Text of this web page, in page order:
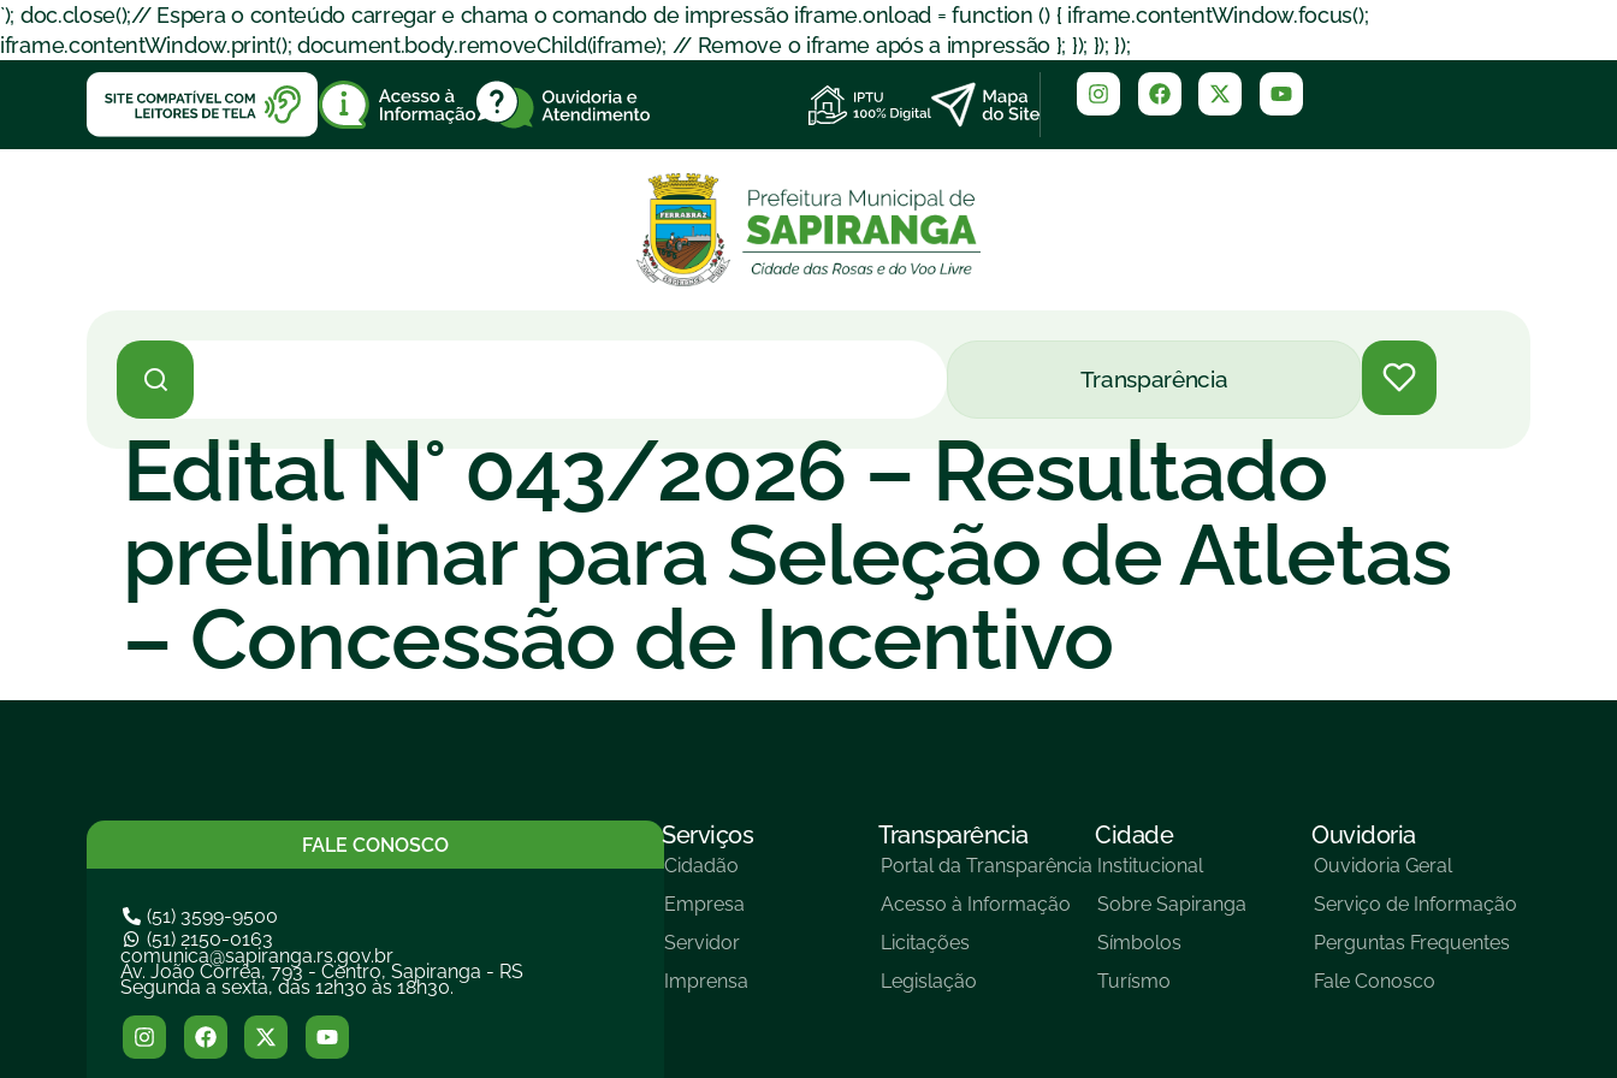
`); doc.close();// Espera o conteúdo carregar e chama o comando de impressão iframe.onload = function () { iframe.contentWindow.focus();
iframe.contentWindow.print(); document.body.removeChild(iframe); // Remove o iframe após a impressão }; }); }); });
Transparência
Edital N° 043/2026 – Resultado
preliminar para Seleção de Atletas
– Concessão de Incentivo
FALE CONOSCO
(51) 3599-9500
(51) 2150-0163
comunica@sapiranga.rs.gov.br
Av. João Corrêa, 793 - Centro, Sapiranga - RS
Segunda a sexta, das 12h30 às 18h30.
Serviços
Cidadão
Empresa
Servidor
Imprensa
Transparência
Portal da Transparência
Acesso à Informação
Licitações
Legislação
Cidade
Institucional
Sobre Sapiranga
Símbolos
Turísmo
Ouvidoria
Ouvidoria Geral
Serviço de Informação
Perguntas Frequentes
Fale Conosco